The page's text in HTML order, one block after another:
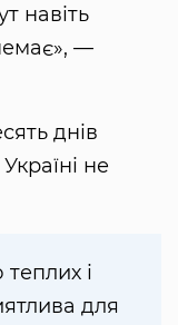
навіть
—
днів
не
і
для